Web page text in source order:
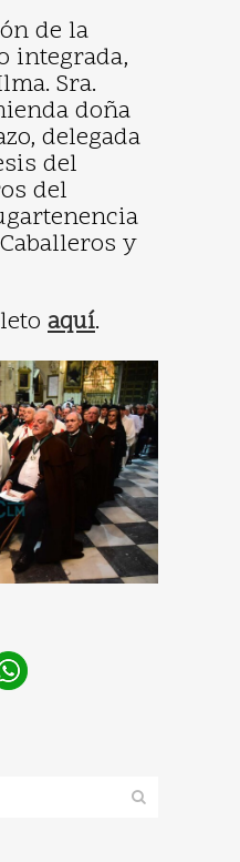
de la
integrada,
Sra.
doña
delegada
del
del
y
aquí.